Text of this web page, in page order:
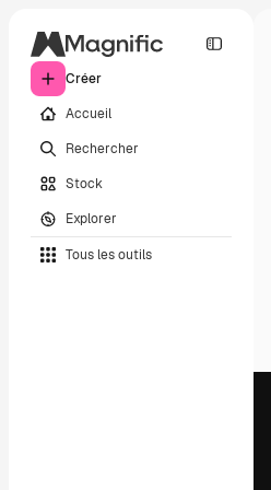
Créer
Accueil
Rechercher
Stock
Explorer
Tous les outils